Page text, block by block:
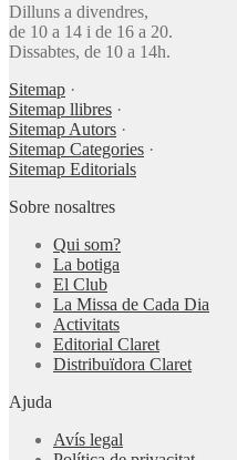
Dilluns a divendres,
de 10 a 14 i de 16 a 20.
Dissabtes, de 10 a 14h.
Sitemap ·
Sitemap llibres ·
Sitemap Autors ·
Sitemap Categories ·
Sitemap Editorials
Sobre nosaltres
Qui som?
La botiga
El Club
La Missa de Cada Dia
Activitats
Editorial Claret
Distribuïdora Claret
Ajuda
Avís legal